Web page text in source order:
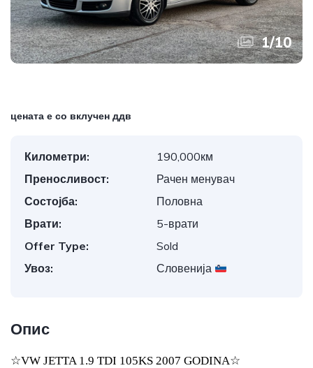
1/10
цената е со вклучен ддв
Километри:
190,000км
Преносливост:
Рачен менувач
Состојба:
Половна
Врати:
5-врати
Offer Type:
Sold
Увоз:
Словенија
Опис
☆VW JETTA 1.9 TDI 105KS 2007 GODINA☆